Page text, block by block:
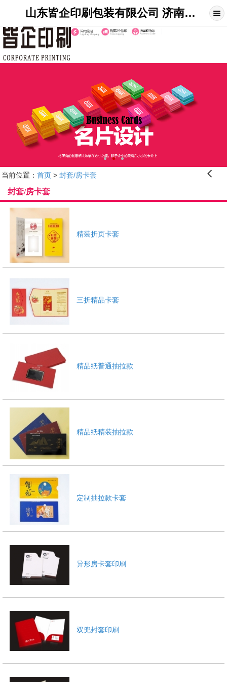
山东皆企印刷包装有限公司 济南印刷_印刷名片_宣传单_折页_画册_不干胶_展架制作_山东皆企印刷网
当前位置： 󰊒
首页> 封套/房卡套
封套/房卡套
精装折页卡套
三折精品卡套
精品纸普通抽拉款
精品纸精装抽拉款
定制抽拉款卡套
异形房卡套印刷
双兜封套印刷